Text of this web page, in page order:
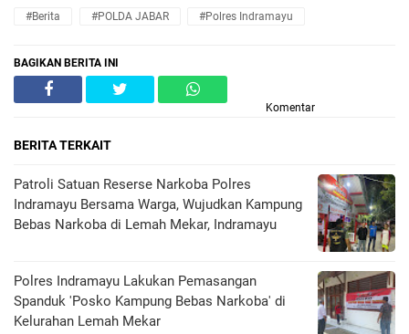
#Berita #POLDA JABAR #Polres Indramayu
BAGIKAN BERITA INI
Komentar
BERITA TERKAIT
Patroli Satuan Reserse Narkoba Polres
Indramayu Bersama Warga, Wujudkan Kampung
Bebas Narkoba di Lemah Mekar, Indramayu
Polres Indramayu Lakukan Pemasangan
Spanduk 'Posko Kampung Bebas Narkoba' di
Kelurahan Lemah Mekar